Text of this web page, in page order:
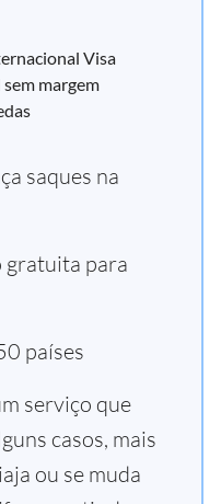
Visa
margem
saques na
gratuita para
países
serviço que
casos, mais
ou se muda